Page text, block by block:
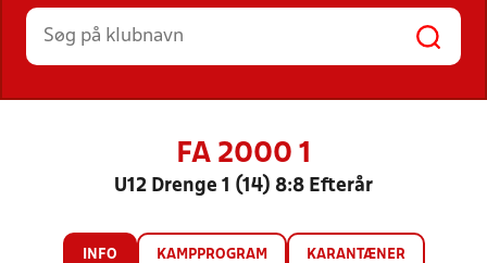
HOLD
FA 2000 1
U12 Drenge 1 (14) 8:8 Efterår
INFO KAMPPROGRAM KARANTÆNER